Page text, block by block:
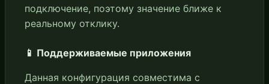
подключение, поэтому значение ближе к
реальному отклику.
📱 Поддерживаемые приложения
Данная конфигурация совместима с